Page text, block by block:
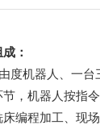
：
度机器人、一
，机器人按指
编程加工、现